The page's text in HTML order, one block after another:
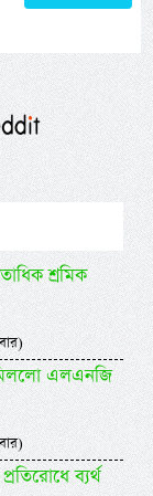
শ্রমিক
এলএনজি
ব্যর্থ